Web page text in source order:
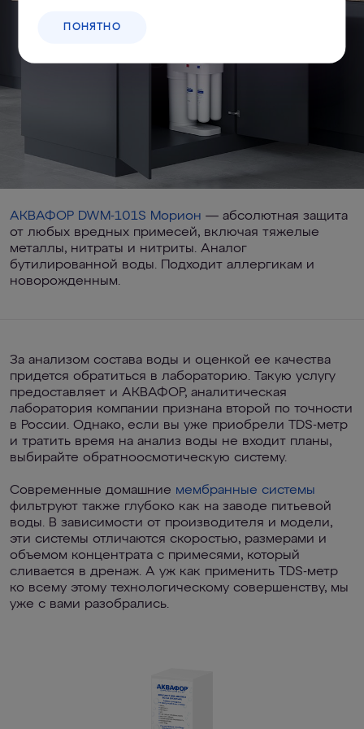
АКВАФОР DWM-101S Морион — абсолютная защита
от любых вредных примесей, включая тяжелые
металлы, нитраты и нитриты. Аналог
бутилированной воды. Подходит аллергикам и
новорожденным.
За анализом состава воды и оценкой ее качества
придется обратиться в лабораторию. Такую услугу
предоставляет и АКВАФОР, аналитическая
лаборатория компании признана второй по точности
в России. Однако, если вы уже приобрели TDS-метр
и тратить время на анализ воды не входит планы,
выбирайте обратноосмотическую систему.
Современные домашние мембранные системы
фильтруют также глубоко как на заводе питьевой
воды. В зависимости от производителя и модели,
эти системы отличаются скоростью, размерами и
объемом концентрата с примесями, который
сливается в дренаж. А уж как применить TDS-метр
ко всему этому технологическому совершенству, мы
уже с вами разобрались.
ПОНЯТНО